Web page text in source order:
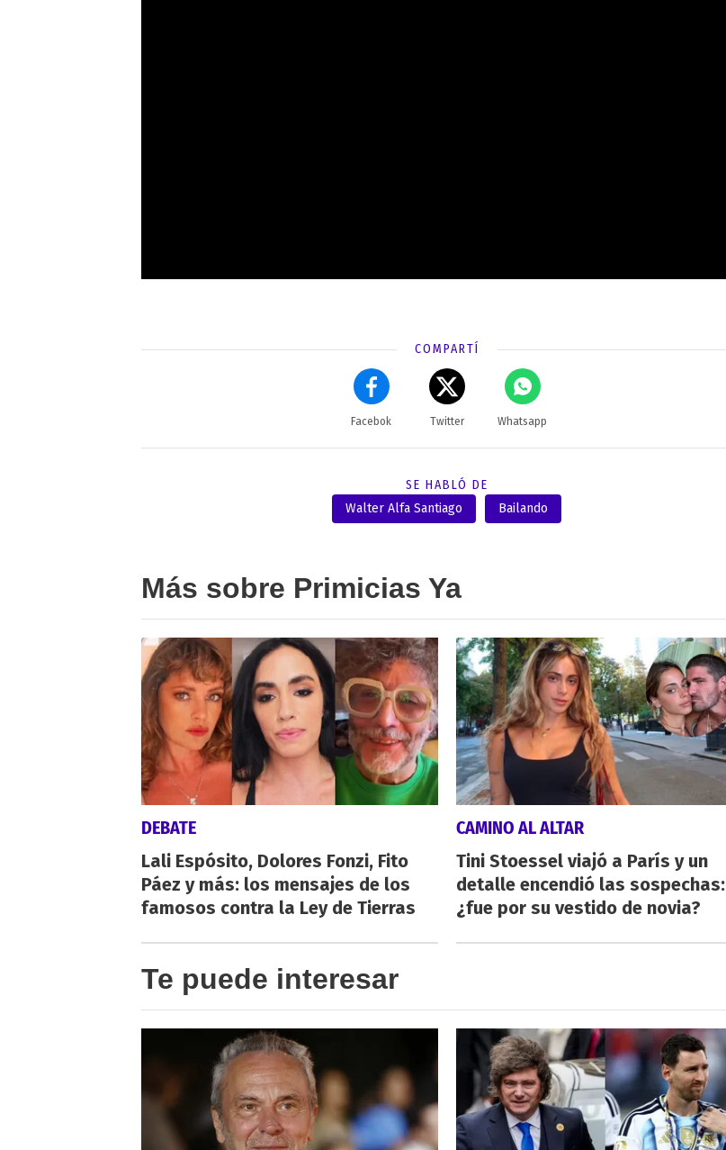
COMPARTÍ
Facebok Twitter Whatsapp
SE HABLÓ DE
Walter Alfa Santiago
Bailando
Más sobre Primicias Ya
DEBATE
Lali Espósito, Dolores Fonzi, Fito
Páez y más: los mensajes de los
famosos contra la Ley de Tierras
CAMINO AL ALTAR
Tini Stoessel viajó a París y un
detalle encendió las sospechas:
¿fue por su vestido de novia?
Te puede interesar